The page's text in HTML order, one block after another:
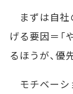
まずは自社
げる要因＝「
るほうが、優
モチベーシ